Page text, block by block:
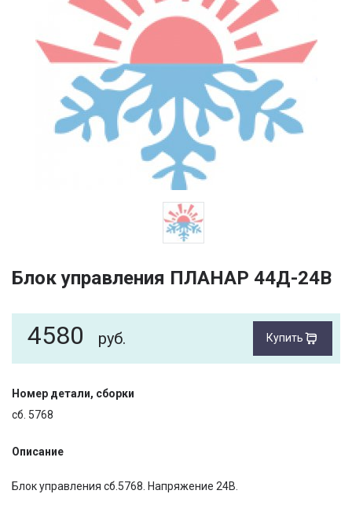
Блок управления ПЛАНАР 44Д-24В
4580 руб. Купить
Номер детали, сборки
сб. 5768
Описание
Блок управления сб.5768. Напряжение 24В.